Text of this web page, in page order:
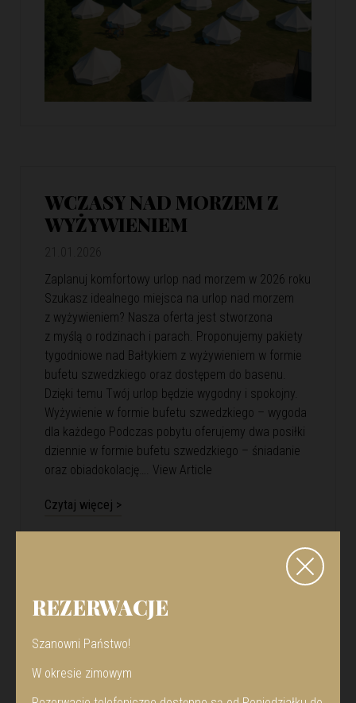
WCZASY NAD MORZEM Z
WYŻYWIENIEM
Zaplanuj komfortowy urlop nad morzem w 2026 roku
Szukasz idealnego miejsca na urlop nad morzem
z wyżywieniem? Nasza oferta jest stworzona
z myślą o rodzinach i parach. Proponujemy pakiety
tygodniowe nad Bałtykiem z wyżywieniem w formie
bufetu szwedzkiego oraz dostępem do basenu.
Dzięki temu Twój urlop będzie wygodny i spokojny.
Wyżywienie w formie bufetu szwedzkiego – wygoda
dla każdego Podczas pobytu oferujemy dwa posiłki
dziennie w formie bufetu szwedzkiego – śniadanie
oraz obiadokolację…. View Article
Czytaj więcej >
REZERWACJE
Szanowni Państwo!
W okresie zimowym